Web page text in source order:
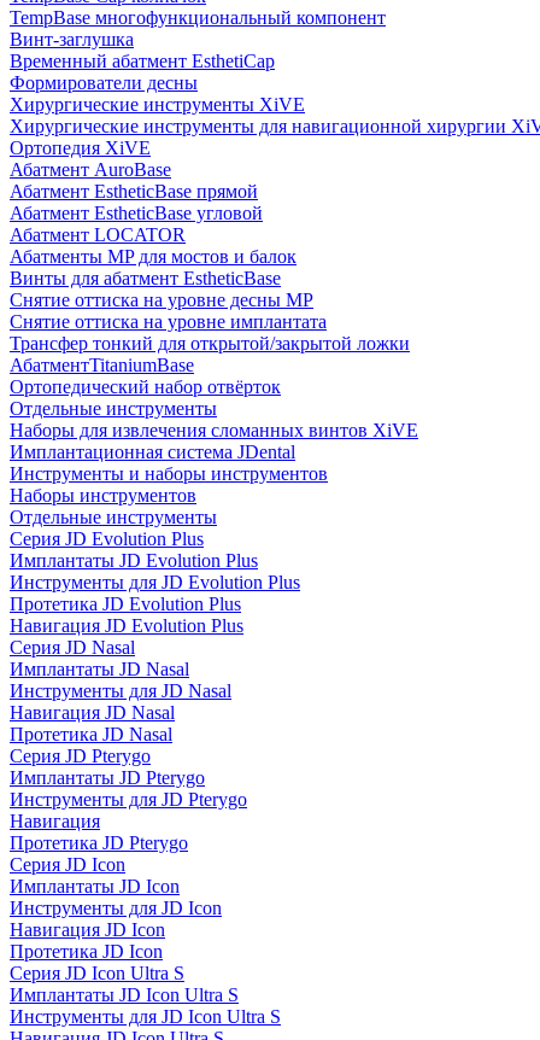
TempBase многофункциональный компонент
Винт-заглушка
Временный абатмент EsthetiCap
Формирователи десны
Хирургические инструменты XiVE
Хирургические инструменты для навигационной хирургии
Ортопедия XiVE
Абатмент AuroBase
Абатмент EstheticBase прямой
Абатмент EstheticBase угловой
Абатмент LOCATOR
Абатменты MP для мостов и балок
Винты для абатмент EstheticBase
Снятие оттиска на уровне десны MP
Снятие оттиска на уровне имплантата
Трансфер тонкий для открытой/закрытой ложки
АбатментTitaniumBase
Ортопедический набор отвёрток
Отдельные инструменты
Наборы для извлечения сломанных винтов XiVE
Имплантационная система JDental
Инструменты и наборы инструментов
Наборы инструментов
Отдельные инструменты
Серия JD Evolution Plus
Имплантаты JD Evolution Plus
Инструменты для JD Evolution Plus
Протетика JD Evolution Plus
Навигация JD Evolution Plus
Серия JD Nasal
Имплантаты JD Nasal
Инструменты для JD Nasal
Навигация JD Nasal
Протетика JD Nasal
Серия JD Pterygo
Имплантаты JD Pterygo
Инструменты для JD Pterygo
Навигация
Протетика JD Pterygo
Серия JD Icon
Имплантаты JD Icon
Инструменты для JD Icon
Навигация JD Icon
Протетика JD Icon
Серия JD Icon Ultra S
Имплантаты JD Icon Ultra S
Инструменты для JD Icon Ultra S